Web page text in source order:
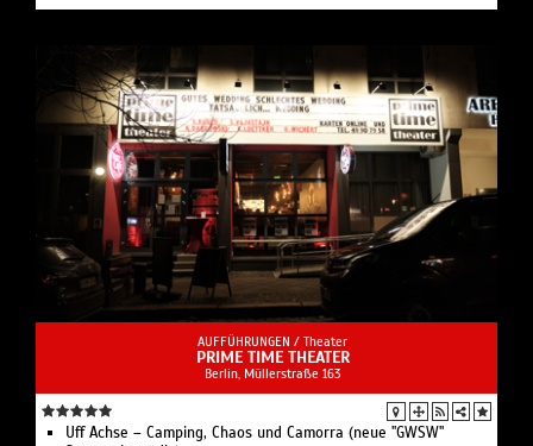
AUFFÜHRUNGEN / Theater
PRIME TIME THEATER
Berlin, ​Müllerstraße 163
Uff Achse – Camping, Chaos und Camorra (neue "GWSW"